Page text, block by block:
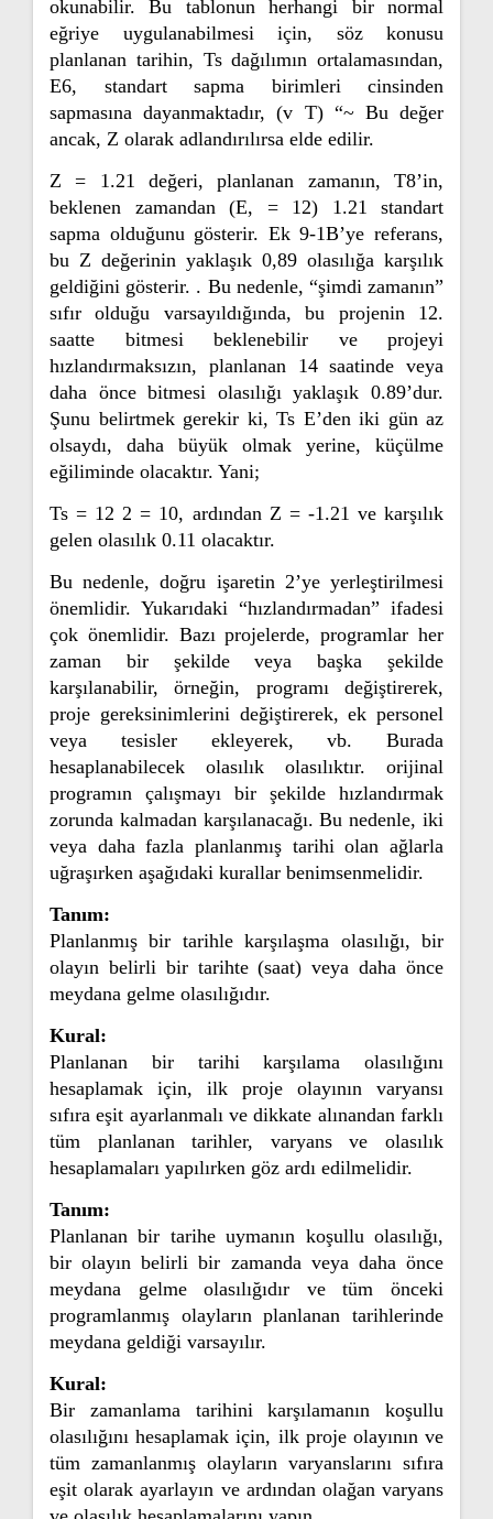
okunabilir. Bu tablonun herhangi bir normal
eğriye uygulanabilmesi için, söz konusu
planlanan tarihin, Ts dağılımın ortalamasından,
E6, standart sapma birimleri cinsinden
sapmasına dayanmaktadır, (v T) “~ Bu değer
ancak, Z olarak adlandırılırsa elde edilir.
Z = 1.21 değeri, planlanan zamanın, T8’in,
beklenen zamandan (E, = 12) 1.21 standart
sapma olduğunu gösterir. Ek 9-1B’ye referans,
bu Z değerinin yaklaşık 0,89 olasılığa karşılık
geldiğini gösterir. . Bu nedenle, “şimdi zamanın”
sıfır olduğu varsayıldığında, bu projenin 12.
saatte bitmesi beklenebilir ve projeyi
hızlandırmaksızın, planlanan 14 saatinde veya
daha önce bitmesi olasılığı yaklaşık 0.89’dur.
Şunu belirtmek gerekir ki, Ts E’den iki gün az
olsaydı, daha büyük olmak yerine, küçülme
eğiliminde olacaktır. Yani;
Ts = 12 2 = 10, ardından Z = -1.21 ve karşılık
gelen olasılık 0.11 olacaktır.
Bu nedenle, doğru işaretin 2’ye yerleştirilmesi
önemlidir. Yukarıdaki “hızlandırmadan” ifadesi
çok önemlidir. Bazı projelerde, programlar her
zaman bir şekilde veya başka şekilde
karşılanabilir, örneğin, programı değiştirerek,
proje gereksinimlerini değiştirerek, ek personel
veya tesisler ekleyerek, vb. Burada
hesaplanabilecek olasılık olasılıktır. orijinal
programın çalışmayı bir şekilde hızlandırmak
zorunda kalmadan karşılanacağı. Bu nedenle, iki
veya daha fazla planlanmış tarihi olan ağlarla
uğraşırken aşağıdaki kurallar benimsenmelidir.
Tanım:
Planlanmış bir tarihle karşılaşma olasılığı, bir
olayın belirli bir tarihte (saat) veya daha önce
meydana gelme olasılığıdır.
Kural:
Planlanan bir tarihi karşılama olasılığını
hesaplamak için, ilk proje olayının varyansı
sıfıra eşit ayarlanmalı ve dikkate alınandan farklı
tüm planlanan tarihler, varyans ve olasılık
hesaplamaları yapılırken göz ardı edilmelidir.
Tanım:
Planlanan bir tarihe uymanın koşullu olasılığı,
bir olayın belirli bir zamanda veya daha önce
meydana gelme olasılığıdır ve tüm önceki
programlanmış olayların planlanan tarihlerinde
meydana geldiği varsayılır.
Kural:
Bir zamanlama tarihini karşılamanın koşullu
olasılığını hesaplamak için, ilk proje olayının ve
tüm zamanlanmış olayların varyanslarını sıfıra
eşit olarak ayarlayın ve ardından olağan varyans